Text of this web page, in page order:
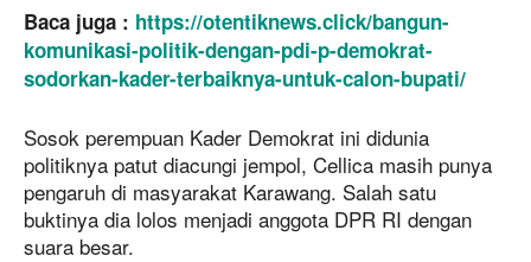
Baca juga : https://otentiknews.click/bangun-
komunikasi-politik-dengan-pdi-p-demokrat-
sodorkan-kader-terbaiknya-untuk-calon-bupati/
Sosok perempuan Kader Demokrat ini didunia
politiknya patut diacungi jempol, Cellica masih punya
pengaruh di masyarakat Karawang. Salah satu
buktinya dia lolos menjadi anggota DPR RI dengan
suara besar.